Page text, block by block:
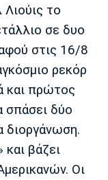
Τότεναμ
το
σε δυο
στις 16/8
ρεκόρ
και πρώτος
σπάσει δύο
διοργάνωση.
βάζει
Οι